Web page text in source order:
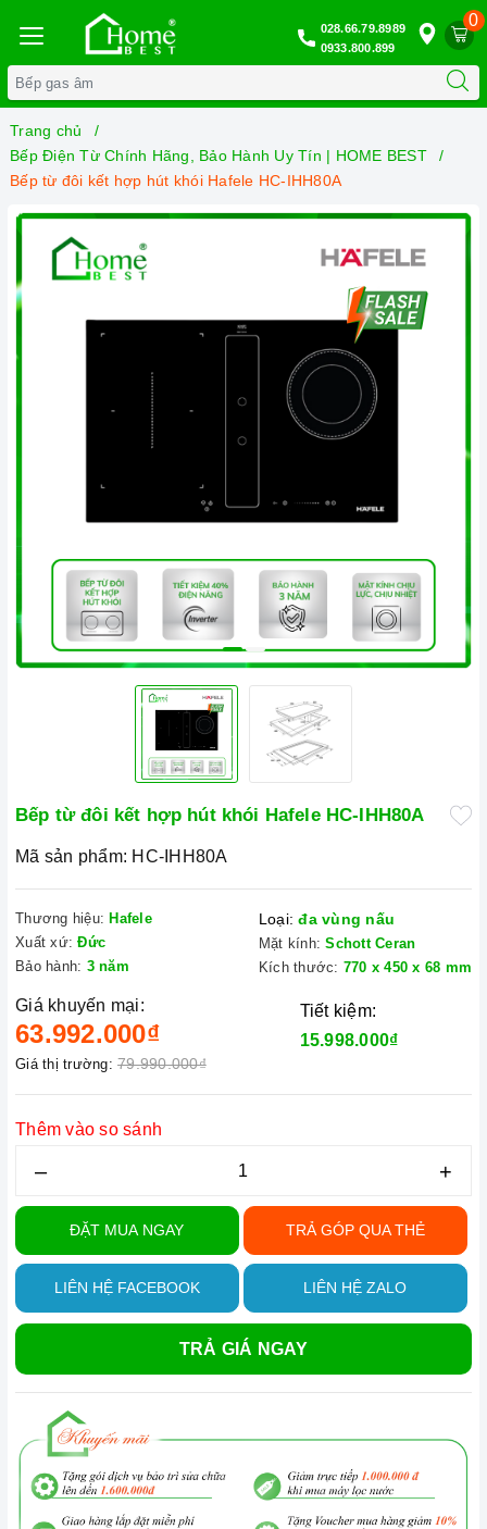
0
028.66.79.8989
0933.800.899
Trang chủ
Bếp Điện Từ Chính Hãng, Bảo Hành Uy Tín | HOME BEST
Bếp từ đôi kết hợp hút khói Hafele HC-IHH80A
Bếp từ đôi kết hợp hút khói Hafele HC-IHH80A
Mã sản phẩm: HC-IHH80A
Thương hiệu: Hafele
Xuất xứ: Đức
Bảo hành: 3 năm
Loại: đa vùng nấu
Mặt kính: Schott Ceran
Kích thước: 770 x 450 x 68 mm
Giá khuyến mại:
63.992.000₫
Giá thị trường: 79.990.000₫
Tiết kiệm:
15.998.000₫
Thêm vào so sánh
– +
ĐẶT MUA NGAY TRẢ GÓP QUA THẺ
LIÊN HỆ FACEBOOK LIÊN HỆ ZALO
TRẢ GIÁ NGAY